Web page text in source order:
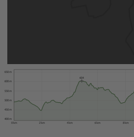
0 km 2 km 4 km 6 km 8 km
400 m
450 m
500 m
550 m
600 m
650 m
604